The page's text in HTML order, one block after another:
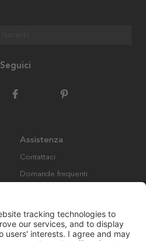
Seguici
Assistenza
Contattaci
Domande frequenti